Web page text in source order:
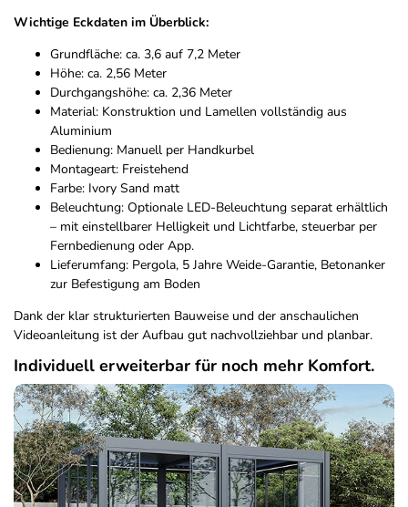
Wichtige Eckdaten im Überblick:
Grundfläche: ca. 3,6 auf 7,2 Meter
Höhe: ca. 2,56 Meter
Durchgangshöhe: ca. 2,36 Meter
Material: Konstruktion und Lamellen vollständig aus
Aluminium
Bedienung: Manuell per Handkurbel
Montageart: Freistehend
Farbe: Ivory Sand matt
Beleuchtung: Optionale LED-Beleuchtung separat erhältlich
– mit einstellbarer Helligkeit und Lichtfarbe, steuerbar per
Fernbedienung oder App.
Lieferumfang: Pergola, 5 Jahre Weide-Garantie, Betonanker
zur Befestigung am Boden
Dank der klar strukturierten Bauweise und der anschaulichen
Videoanleitung ist der Aufbau gut nachvollziehbar und planbar.
Individuell erweiterbar für noch mehr Komfort.